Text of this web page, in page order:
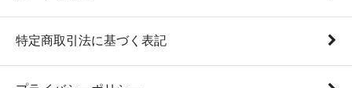
特定商取引法に基づく表記